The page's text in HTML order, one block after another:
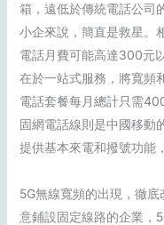
箱，遠低於傳統電話公司
小企來說，簡直是救星。
電話月費可能高達300元
在於一站式服務，將寬頻
電話套餐每月總計只需
固網電話線則是中國移動
提供基本來電和撥號功能
5G無線寬頻的出現，徹
意鋪設固定線路的企業，